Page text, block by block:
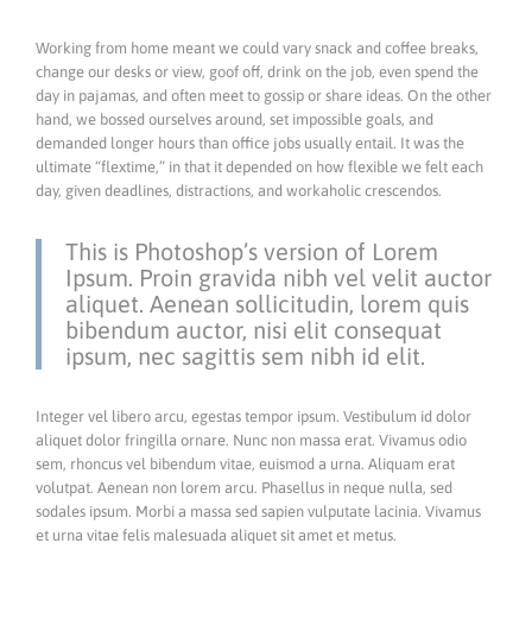
Working from home meant we could vary snack and coffee breaks,
change our desks or view, goof off, drink on the job, even spend the
day in pajamas, and often meet to gossip or share ideas. On the other
hand, we bossed ourselves around, set impossible goals, and
demanded longer hours than office jobs usually entail. It was the
ultimate “flextime,” in that it depended on how flexible we felt each
day, given deadlines, distractions, and workaholic crescendos.
This is Photoshop’s version of Lorem
Ipsum. Proin gravida nibh vel velit auctor
aliquet. Aenean sollicitudin, lorem quis
bibendum auctor, nisi elit consequat
ipsum, nec sagittis sem nibh id elit.
Integer vel libero arcu, egestas tempor ipsum. Vestibulum id dolor
aliquet dolor fringilla ornare. Nunc non massa erat. Vivamus odio
sem, rhoncus vel bibendum vitae, euismod a urna. Aliquam erat
volutpat. Aenean non lorem arcu. Phasellus in neque nulla, sed
sodales ipsum. Morbi a massa sed sapien vulputate lacinia. Vivamus
et urna vitae felis malesuada aliquet sit amet et metus.